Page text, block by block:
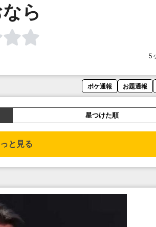
ら
5
ボケ通報 お題通報
星つけた順
と見る